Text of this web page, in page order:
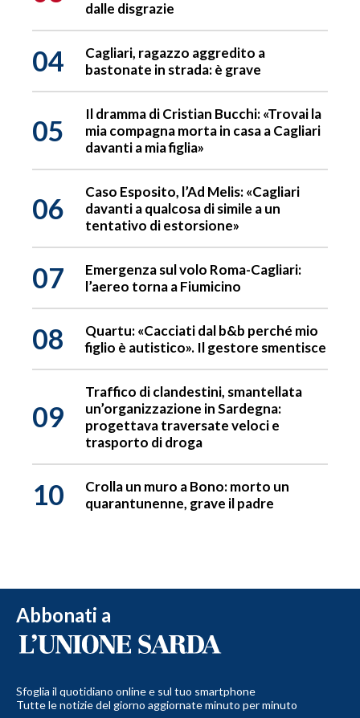
dalle disgrazie
04
Cagliari, ragazzo aggredito a
bastonate in strada: è grave
05
Il dramma di Cristian Bucchi: «Trovai la
mia compagna morta in casa a Cagliari
davanti a mia figlia»
06
Caso Esposito, l’Ad Melis: «Cagliari
davanti a qualcosa di simile a un
tentativo di estorsione»
07
Emergenza sul volo Roma-Cagliari:
l’aereo torna a Fiumicino
08
Quartu: «Cacciati dal b&b perché mio
figlio è autistico». Il gestore smentisce
09
Traffico di clandestini, smantellata
un’organizzazione in Sardegna:
progettava traversate veloci e
trasporto di droga
10
Crolla un muro a Bono: morto un
quarantunenne, grave il padre
Abbonati a
Sfoglia il quotidiano online e sul tuo smartphone
Tutte le notizie del giorno aggiornate minuto per minuto